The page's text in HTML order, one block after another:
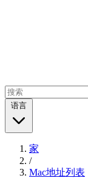
语言
家
/
Mac地址列表